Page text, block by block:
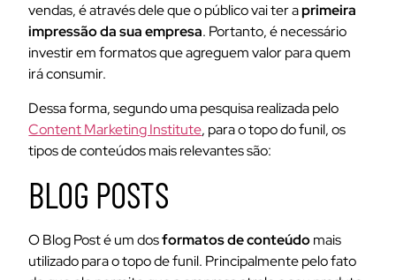
vendas, é através dele que o público vai ter aprimeira
impressão da sua empresa. Portanto, é necessário
investir em formatos que agreguem valor para quem
irá consumir.
Dessa forma, segundo uma pesquisa realizada pelo
Content Marketing Institute, para o topo do funil, os
tipos de conteúdos mais relevantes são:
BLOG POSTS
O Blog Post é um dosformatos de conteúdomais
utilizado para o topo de funil. Principalmente pelo fato